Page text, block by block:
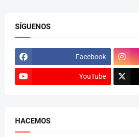
SÍGUENOS
Facebook
YouTube
HACEMOS